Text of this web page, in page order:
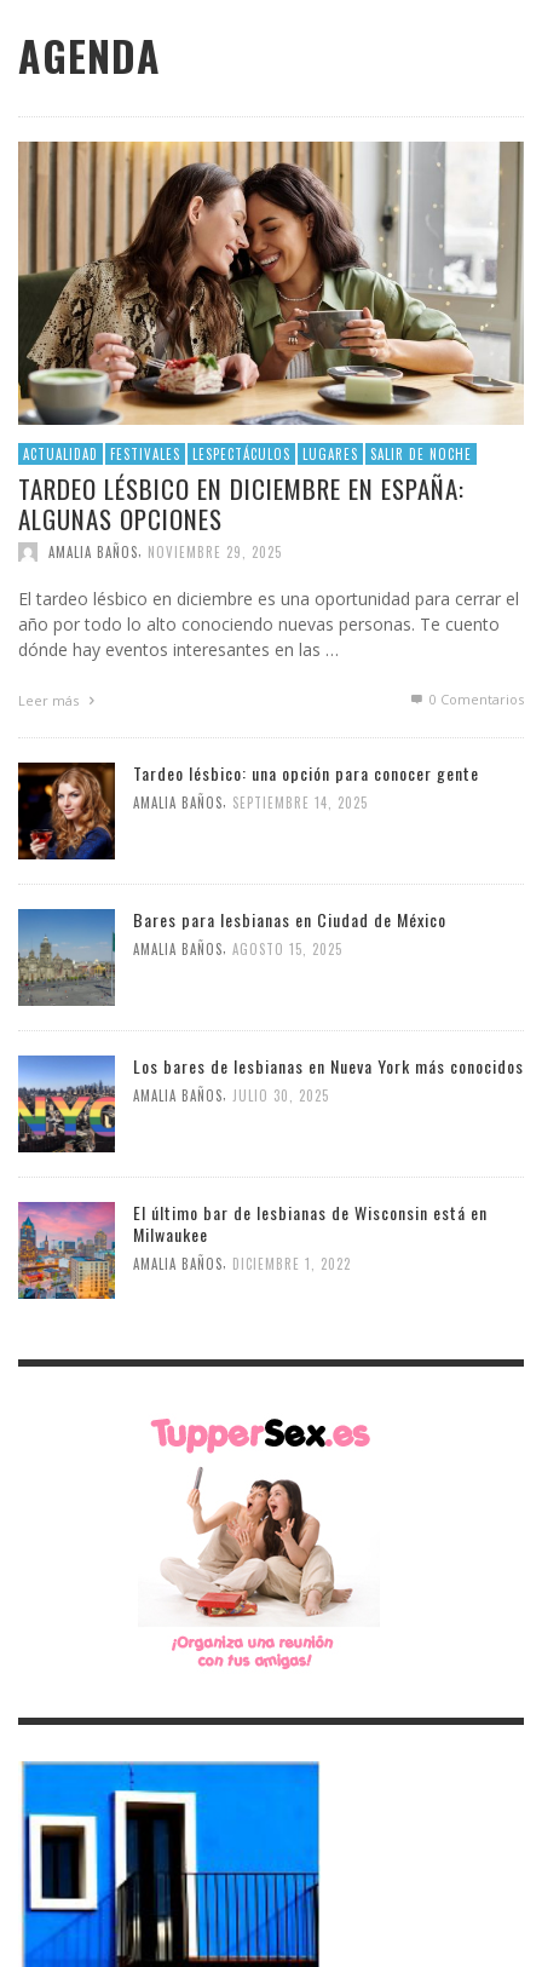
AGENDA
ACTUALIDAD FESTIVALES LESPECTÁCULOS LUGARES SALIR DE NOCHE
TARDEO LÉSBICO EN DICIEMBRE EN ESPAÑA:
ALGUNAS OPCIONES
AMALIA BAÑOS NOVIEMBRE 29, 2025
El tardeo lésbico en diciembre es una oportunidad para cerrar el
año por todo lo alto conociendo nuevas personas. Te cuento
dónde hay eventos interesantes en las …
Leer más 0 Comentarios
Tardeo lésbico: una opción para conocer gente
AMALIA BAÑOS SEPTIEMBRE 14, 2025
Bares para lesbianas en Ciudad de México
AMALIA BAÑOS AGOSTO 15, 2025
Los bares de lesbianas en Nueva York más conocidos
AMALIA BAÑOS JULIO 30, 2025
El último bar de lesbianas de Wisconsin está en
Milwaukee
AMALIA BAÑOS DICIEMBRE 1, 2022